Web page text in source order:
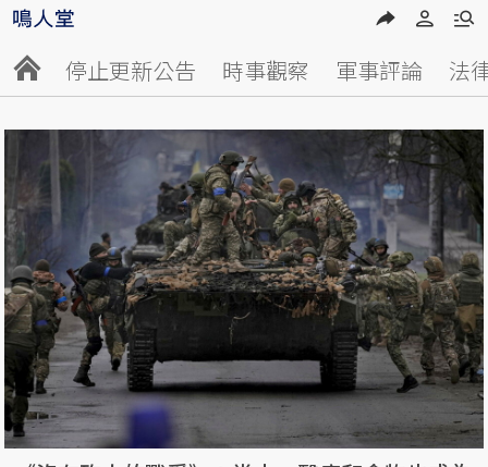
停止更新公告 時事觀察 軍事評論 法